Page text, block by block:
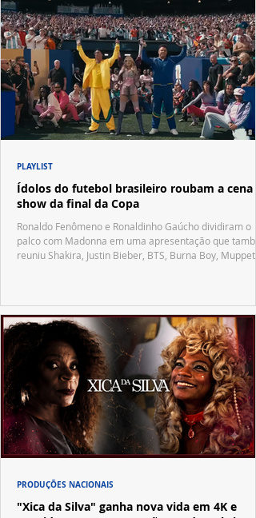
Ídolos do futebol brasileiro roubam a cena
show da final da Copa
Ronaldo Fenômeno e Ronaldinho Gaúcho dividiram o
palco com Madonna em uma apresentação que
reuniu Shakira, Justin Bieber, BTS, Burna Boy, Muppets,
PLAYLIST
"Xica da Silva" ganha nova vida em 4K e
PRODUÇÕES NACIONAIS